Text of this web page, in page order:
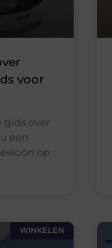
voor
over
een
op
WINKELEN